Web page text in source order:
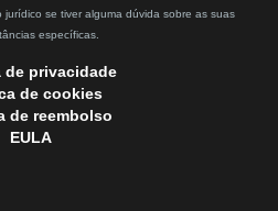
se tiver alguma dúvida sobre as suas
específicas.
de privacidade
de cookies
de reembolso
EULA